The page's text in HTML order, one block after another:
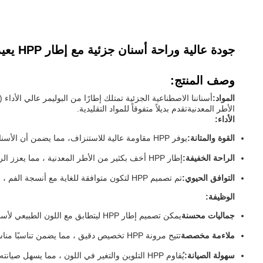
جودة عالية وراحة أسنان جزئية مع إطار HPP يعيد القدرة على مضغ والكلام
وصف المنتج:
المواد:
الأطر المعدنيةتقدم بديلاً متفوقاً للمواد التقليدية.
الأداء:
القوة والمتانة:يوفر HPP مقاومة عالية للاستنزاف، مما يضمن أن الأسنان الاصطناعية الجزئية تبقى وظيفية و سليمة مع مرور الوقت.طبيعته القوية تجعلها أقل عرضة للكسور مقارنة بالمواد الأخرى.
الراحة الخفيفة:إطار HPP أخف بكثير من الأطر المعدنية ، مما يعزز الراحة ويقلل من الوزن الإجمالي للأسنان الاصطناعية.
التوافق الحيوي:تم تصميم HPP لتكون متوافقة للغاية مع أنسجة الفم ، مما يقلل من خطر حدوث ردود فعل حساسية ويضمن تناسب مريح.
الوظيفة:
جماليات محسنةيمكن تصميم إطار HPP ليتطابق مع اللون الطبيعي لأسنانك، مما يجعل الأسنان الاصطناعية تندمج بسلاسة مع أسنانك الطبيعية وابتسامتك.
ملاءمة مخصصةتتيح مرونة HPP تخصيص دقيق ، مما يضمن تناسبًا مناسبًا ووظيفة مثالية. إنها تتكيف بشكل جيد مع محاور فمك لتجربة آمنة ومريحة.
سهولة الصيانة:يُقاوم HPP التلوين والتغير في اللون ، مما يسهل صيانته وتنظيفه. يساعد سطحه السلس في منع تراكم اللويحات ، مما يعزز نظافة الفم الأفضل.